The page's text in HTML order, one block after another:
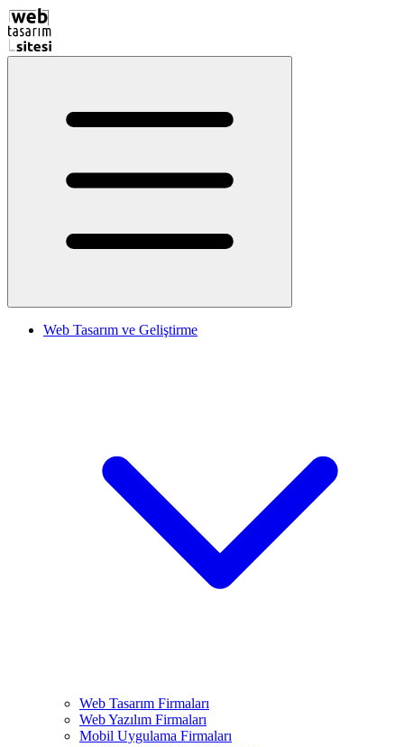
Web Tasarım ve Geliştirme
Web Tasarım Firmaları
Web Yazılım Firmaları
Mobil Uygulama Firmaları